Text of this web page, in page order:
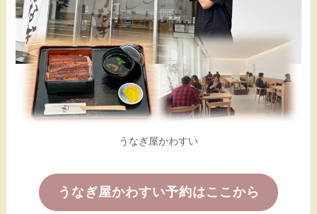
うなぎ屋かわすい
うなぎ屋かわすい予約はここから